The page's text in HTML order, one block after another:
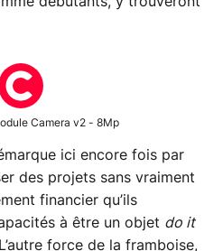
Camera v2 - 8Mp
ici encore fois par
des projets sans vraiment
financier qu’ils
à être un objet do it
force de la framboise,